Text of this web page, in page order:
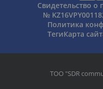
Свидетельство о
№
Политика
ТегиКарта
ТОО "SDR